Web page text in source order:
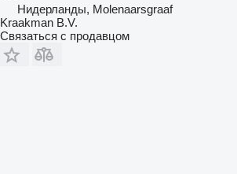
Нидерланды, Molenaarsgraaf
Kraakman B.V.
Связаться с продавцом